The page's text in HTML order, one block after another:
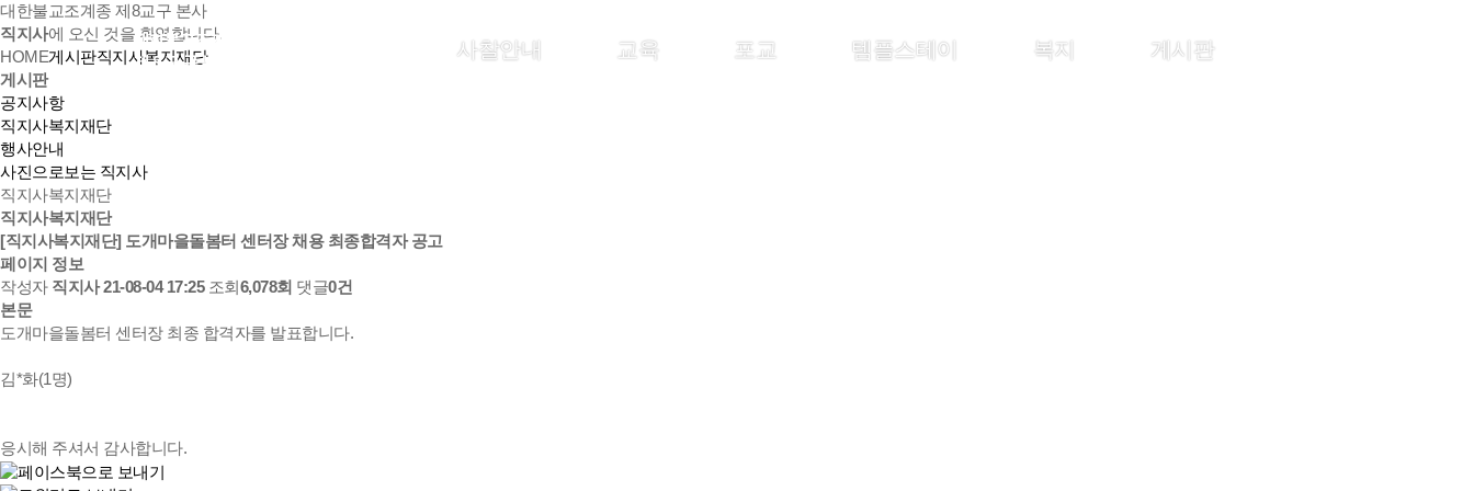
사찰안내 교육 포교 템플스테이 복지 게시판
대한불교조계종 제8교구 본사
직지사에 오신 것을 환영합니다.
HOME게시판직지사복지재단
게시판
공지사항
직지사복지재단
행사안내
사진으로보는 직지사
직지사복지재단
직지사복지재단
[직지사복지재단] 도개마을돌봄터 센터장 채용 최종합격자 공고
페이지 정보
작성자 직지사 21-08-04 17:25조회 6,078회 댓글0건
본문
도개마을돌봄터 센터장 최종 합격자를 발표합니다.
김*화(1명)
응시해 주셔서 감사합니다.